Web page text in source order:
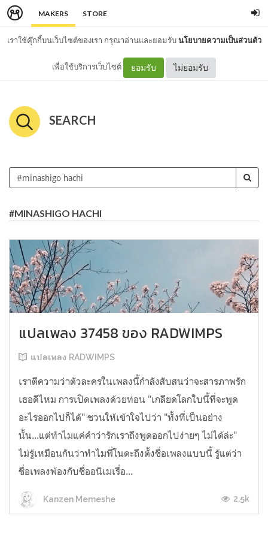
MAKERS STORE
เราใช้คุ๊กกี้บนเว็บไซต์ของเรา กรุณาอ่านและยอมรับนโยบายความเป็นส่วนตัว
เพื่อใช้บริการเว็บไซต์ ยอมรับ ไม่ยอมรับ
SEARCH
#MINASHIGO HACHI
แปลเพลง 37458 ของ RADWIMPS
แปลเพลง RADWIMPS
เราตีความว่าตัวละครในเพลงนี้กำลังสับสนว่าจะสารภาพรัก
เธอดีไหม การเปิดเพลงด้วยท่อน "เกลียดโลกใบนี้ที่จะพูด
อะไรออกไปก็ได้" ชวนให้เข้าใจไปว่า "ทั้งที่เป็นอย่าง
นั้น...แต่ทำไมแค่คำว่ารักเราถึงพูดออกไปง่ายๆ ไม่ได้ล่ะ"
ไม่รู้เหมือนกันว่าทำไมพี่โนดะถึงตั้งชื่อเพลงแบบนี้ รู้แต่ว่า
ชื่อเพลงพ้องกับชื่ออนิเมเรื่อ...
Kanzen Memeshe 2.5k